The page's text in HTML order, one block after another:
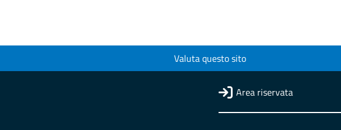
Valuta questo sito
Area riservata